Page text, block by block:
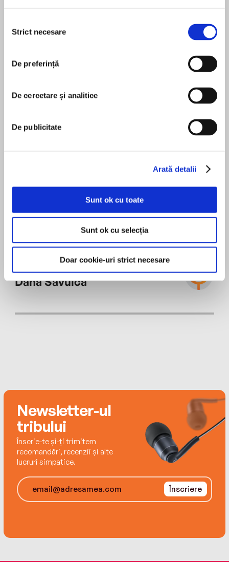
consimțământului
Strict necesare
De preferință
De cercetare și analitice
De publicitate
Arată detalii
Sunt ok cu toate
Sunt ok cu selecția
Doar cookie-uri strict necesare
prinse în situații pe care nu și-au imaginat că le
despre ele însele, despre oamenii din jur și
Copyright © Cristina Campos, 2022
ravașitor de tristă dar atât de reală , eu așa am
Cristina Campos
Dana Săvuică
Newsletter-ul
tribului
Înscrie-te și-ți trimitem
recomandări, recenzii și alte
lucruri simpatice.
Înscriere